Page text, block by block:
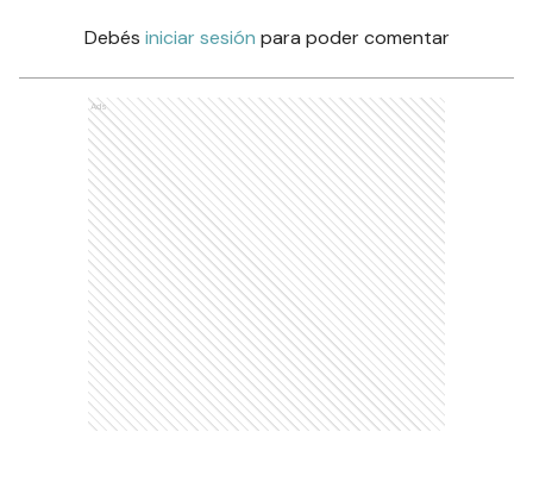
Debés iniciar sesión para poder comentar
Ads